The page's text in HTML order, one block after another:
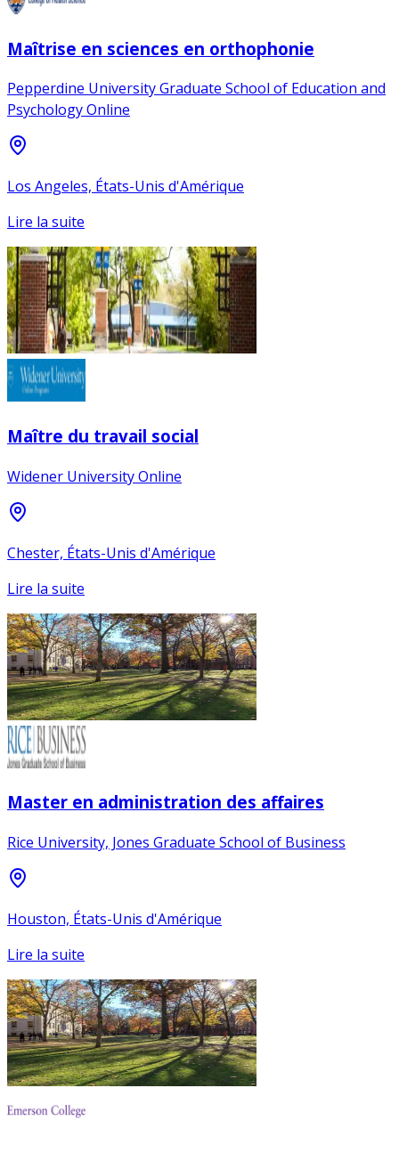
Maîtrise en sciences en orthophonie
Pepperdine University Graduate School of Education and
Psychology Online
Los Angeles, États-Unis d'Amérique
Lire la suite
Maître du travail social
Widener University Online
Chester, États-Unis d'Amérique
Lire la suite
Master en administration des affaires
Rice University, Jones Graduate School of Business
Houston, États-Unis d'Amérique
Lire la suite